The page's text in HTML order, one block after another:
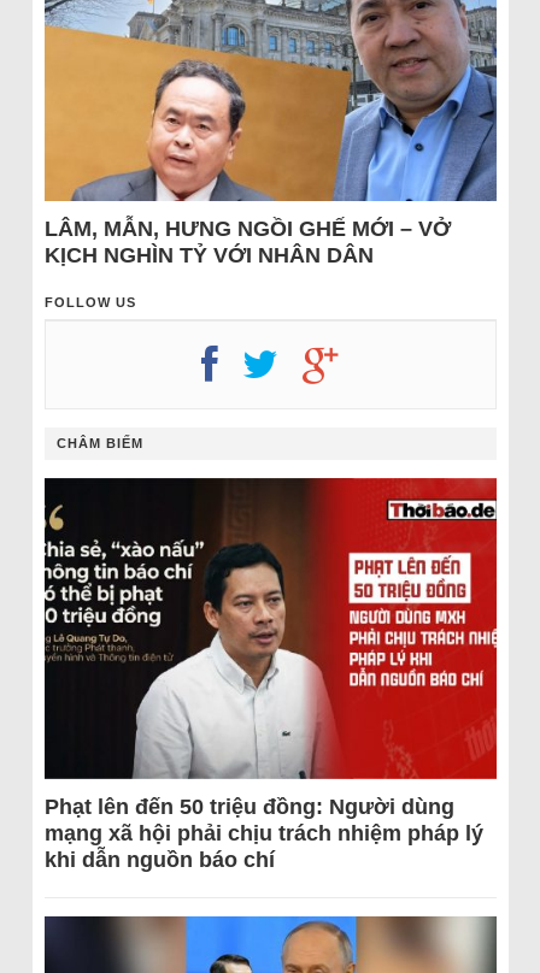
LÂM, MẪN, HƯNG NGỒI GHẾ MỚI – VỞ
KỊCH NGHÌN TỶ VỚI NHÂN DÂN
FOLLOW US
CHÂM BIẾM
Phạt lên đến 50 triệu đồng: Người dùng
mạng xã hội phải chịu trách nhiệm pháp lý
khi dẫn nguồn báo chí